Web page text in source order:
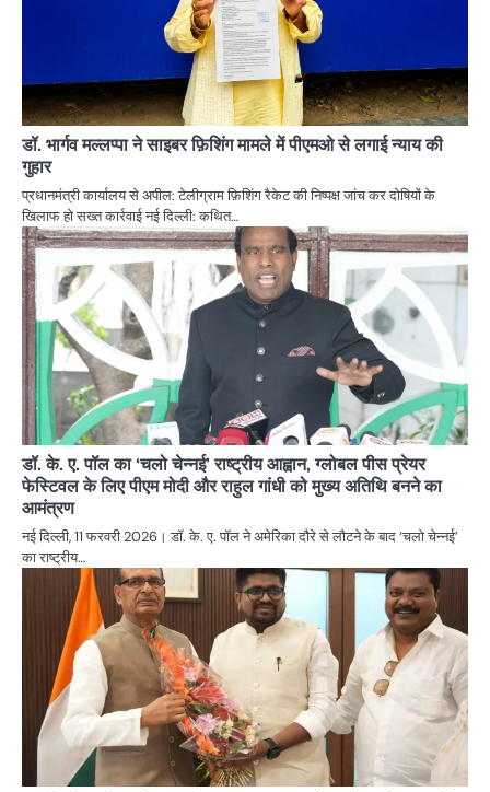
डॉ. भार्गव मल्लप्पा ने साइबर फ़िशिंग मामले में पीएमओ से लगाई न्याय की
गुहार
प्रधानमंत्री कार्यालय से अपील: टेलीग्राम फ़िशिंग रैकेट की निष्पक्ष जांच कर दोषियों के
खिलाफ हो सख्त कार्रवाई नई दिल्ली: कथित…
डॉ. के. ए. पॉल का ‘चलो चेन्नई’ राष्ट्रीय आह्वान, ग्लोबल पीस प्रेयर
फेस्टिवल के लिए पीएम मोदी और राहुल गांधी को मुख्य अतिथि बनने का
आमंत्रण
नई दिल्ली, 11 फरवरी 2026। डॉ. के. ए. पॉल ने अमेरिका दौरे से लौटने के बाद ‘चलो चेन्नई’
का राष्ट्रीय…